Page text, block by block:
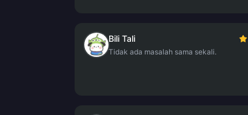
Bili Tali
Tidak ada masalah sama sekali.